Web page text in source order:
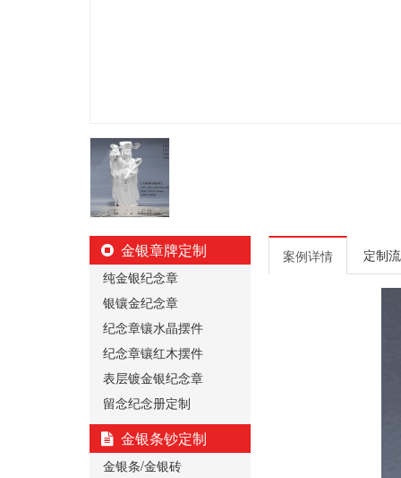
金银章牌定制
纯金银纪念章
银镶金纪念章
纪念章镶水晶摆件
纪念章镶红木摆件
表层镀金银纪念章
留念纪念册定制
金银条钞定制
金银条/金银砖
案例详情 定制